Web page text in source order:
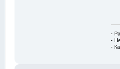
-
-
-